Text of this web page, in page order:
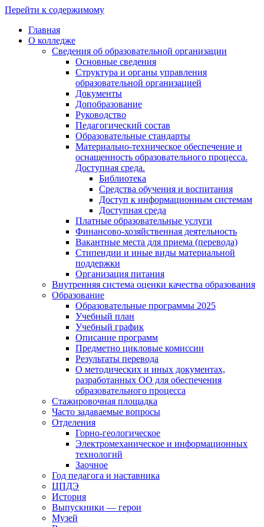
Перейти к содержимому
Главная
О колледже
Сведения об образовательной организации
Основные сведения
Структура и органы управления
образовательной организацией
Документы
Допобразование
Руководство
Педагогический состав
Образовательные стандарты
Материально-техническое обеспечение и
оснащенность образовательного процесса.
Доступная среда.
Библиотека
Средства обучения и воспитания
Доступ к информационным системам
Доступная среда
Платные образовательные услуги
Финансово-хозяйственная деятельность
Вакантные места для приема (перевода)
Стипендии и иные виды материальной
поддержки
Организация питания
Внутренняя система оценки качества образования
Образование
Образовательные программы 2025
Учебный план
Учебный график
Описание программ
Предметно цикловые комиссии
Результаты перевода
О методических и иных документах,
разработанных ОО для обеспечения
образовательного процесса
Стажировочная площадка
Часто задаваемые вопросы
Отделения
Горно-геологическое
Электромеханическое и информационных
технологий
Заочное
Год педагога и наставника
ЦПДЭ
История
Выпускники — герои
Музей